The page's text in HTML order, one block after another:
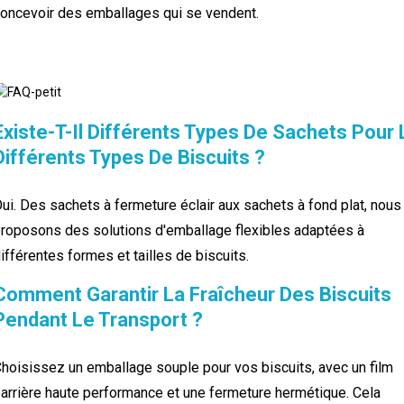
des emballages qui se vendent.
T-Il Différents Types De Sachets Pour
Types De Biscuits ?
Des sachets à fermeture éclair aux sachets à fond plat, nous
des solutions d'emballage flexibles adaptées à
formes et tailles de biscuits.
Garantir La Fraîcheur Des Biscuits
Le Transport ?
un emballage souple pour vos biscuits, avec un film
haute performance et une fermeture hermétique. Cela